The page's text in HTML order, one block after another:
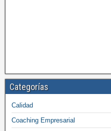
Categorías
Calidad
Coaching Empresarial